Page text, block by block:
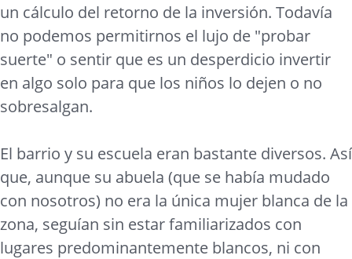
un cálculo del retorno de la inversión. Todavía
no podemos permitirnos el lujo de "probar
suerte" o sentir que es un desperdicio invertir
en algo solo para que los niños lo dejen o no
sobresalgan.
El barrio y su escuela eran bastante diversos. Así
que, aunque su abuela (que se había mudado
con nosotros) no era la única mujer blanca de la
zona, seguían sin estar familiarizados con
lugares predominantemente blancos, ni con